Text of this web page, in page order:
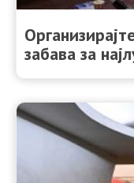
забава за